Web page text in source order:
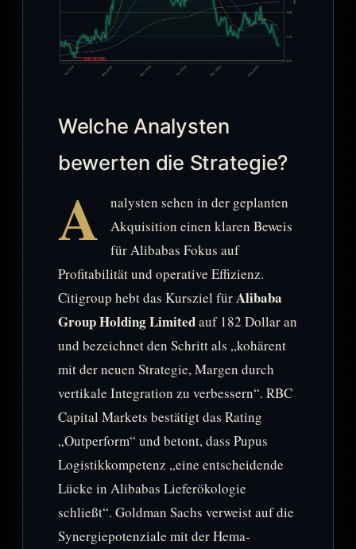
Welche Analysten
bewerten die Strategie?
A
nalysten sehen in der geplanten
Akquisition einen klaren Beweis
für Alibabas Fokus auf
Profitabilität und operative Effizienz.
Citigroup hebt das Kursziel fürAlibaba
Group Holding Limitedauf 182 Dollar an
und bezeichnet den Schritt als „kohärent
mit der neuen Strategie, Margen durch
vertikale Integration zu verbessern“. RBC
Capital Markets bestätigt das Rating
„Outperform“ und betont, dass Pupus
Logistikkompetenz „eine entscheidende
Lücke in Alibabas Lieferökologie
schließt“. Goldman Sachs verweist auf die
Synergiepotenziale mit der Hema-